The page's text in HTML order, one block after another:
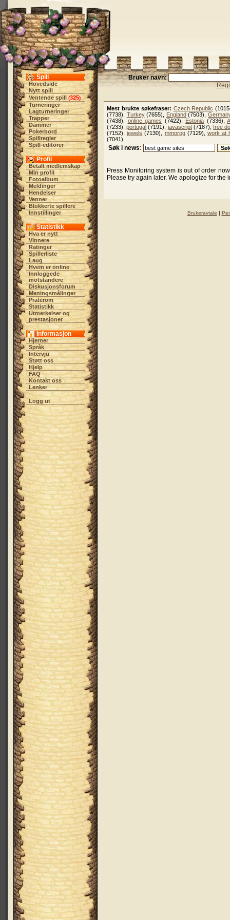
Spill
Hovedside
Nytt spill
Ventende spill (325)
Turneringer
Lagturneringer
Trapper
Dammer
Pokerbord
Spillregler
Spill-editorer
Profil
Betalt medlemskap
Min profil
Fotoalbum
Meldinger
Hendelser
Venner
Blokkerte spillere
Innstillinger
Statistikk
Hva er nytt
Vinnere
Ratinger
Spillerliste
Laug
Hvem er online
Innloggede
motstandere
Diskusjonsforum
Meningsmålinger
Praterom
Statistikk
Utmerkelser og
prestasjoner
Informasjon
Hjerner
Språk
Intervju
Støtt oss
Hjelp
FAQ
Kontakt oss
Lenker
Logg ut
Bruker navn:
Mest brukte søkefraser: Czech Republic
(7738), Turkey(7655), England(7503),
(7438), online games (7422), Estonia (7336),
(7233),portugal (7191), javascript(7187),free
(7152),jewels (7130), mmorpg(7129),work at
(7041)
Søk i news:
Press Monitoring system is out of order
Please try again later. We apologize for the
Brukeravtale |